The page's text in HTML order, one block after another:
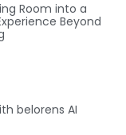
Room into a
Beyond
belorens AI